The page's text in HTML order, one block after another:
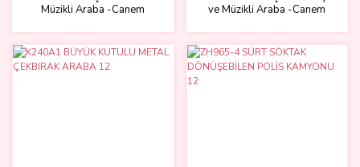
Müzikli Araba -Canem
ve Müzikli Araba -Canem